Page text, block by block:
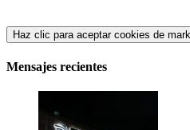
Haz clic para aceptar cookies de
Mensajes recientes